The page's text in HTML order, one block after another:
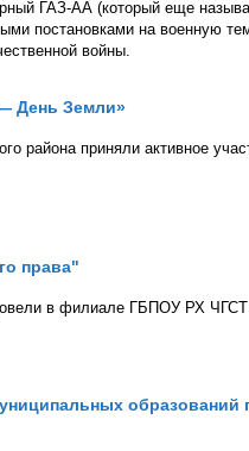
ГАЗ-АА (который еще
постановками на военную
войны.
День Земли»
района приняли активное
права"
в филиале ГБПОУ РХ ЧГСТ
образований